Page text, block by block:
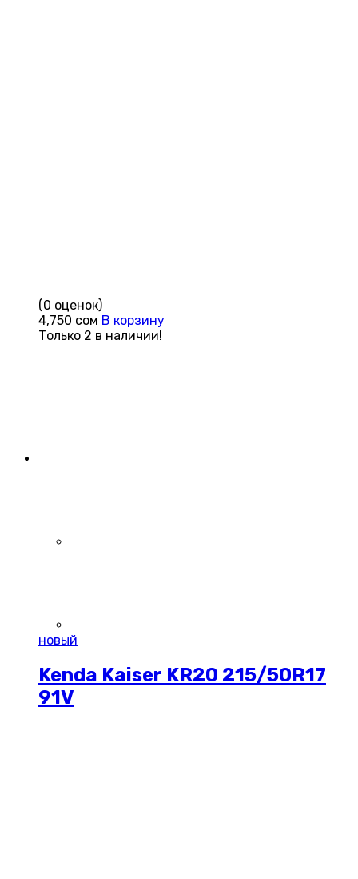
(0 оценок)
4,750 сом В корзину
Только 2 в наличии!
новый
Kenda Kaiser KR20 215/50R17
91V